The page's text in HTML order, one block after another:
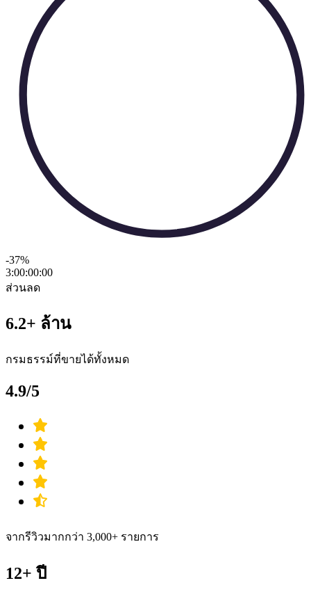
-37%
3:00:00:00
ส่วนลด
6.2+ ล้าน
กรมธรรม์ที่ขายได้ทั้งหมด
4.9/5
จากรีวิวมากกว่า 3,000+ รายการ
12+ ปี